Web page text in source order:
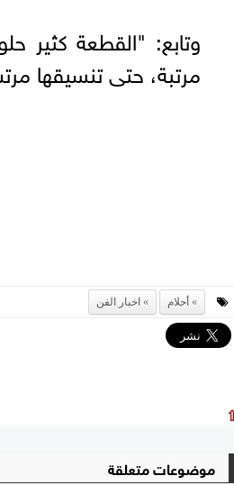
وتابع: "القطعة كثير
مرتبة، حتى تنسيقها
أحلام اخبار الفن
موضوعات متعلقة